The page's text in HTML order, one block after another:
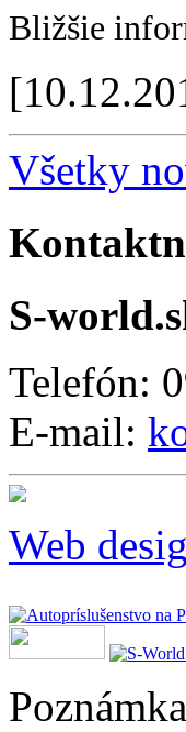
Bližšie
Všetky
S-
Telefón:
E-mail:
Web